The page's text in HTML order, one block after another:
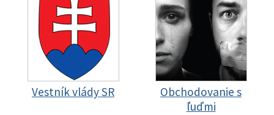
Vestník vlády SR
Obchodovanie s
ľuďmi